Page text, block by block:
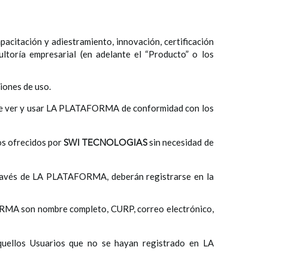
y adiestramiento, innovación, certificación
empresarial (en adelante el “Producto” o los
de uso.
y usar LA PLATAFORMA de conformidad con los
ofrecidos por SWI TECNOLOGIASsin necesidad de
de LA PLATAFORMA, deberán registrarse en la
son nombre completo, CURP, correo electrónico,
Usuarios que no se hayan registrado en LA